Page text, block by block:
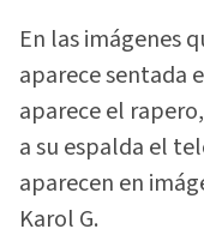
En las imágenes
aparece sentada
aparece el
a su espalda el
aparecen en
Karol G.